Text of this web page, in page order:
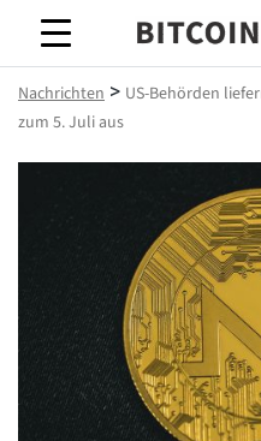
Nachrichten > US-Behörden
zum 5. Juli aus